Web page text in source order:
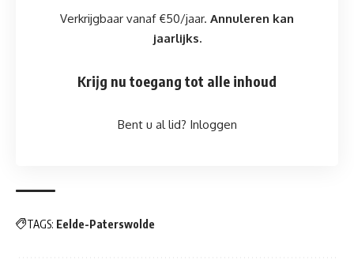
Verkrijgbaar vanaf €50/jaar. Annuleren kan
jaarlijks.
Krijg nu toegang tot alle inhoud
Bent u al lid? Inloggen
TAGS: Eelde-Paterswolde